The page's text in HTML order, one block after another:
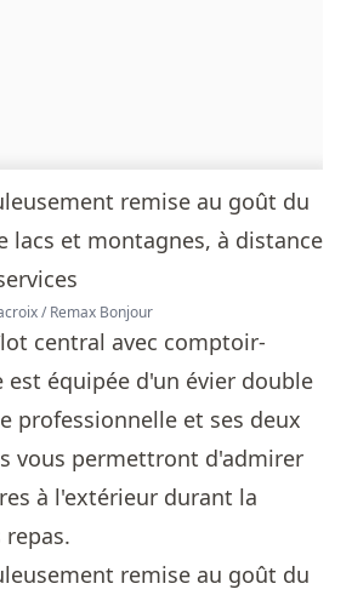
/ Remax Bonjour
central avec comptoir-
est équipée d'un évier double
professionnelle et ses deux
vous permettront d'admirer
à l'extérieur durant la